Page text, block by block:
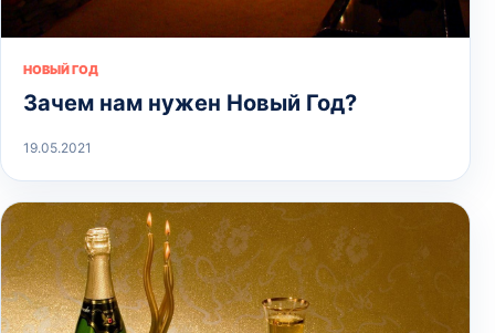
НОВЫЙ ГОД
Зачем нам нужен Новый Год?
19.05.2021